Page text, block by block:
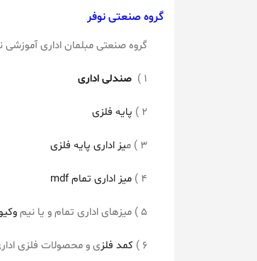
گروه صنعتی نوفر
گروه صنعتی مبلمان اداری
۱ ) صندلی اداری
۲ ) پایه فلزی
۳ ) م یز اداری پایه فلزی
۴ ) میز اداری تمام mdf
۵ ) میزهای اداری تمام و یا نیم
۶ ) کمد فلزی و محصولات فلزی